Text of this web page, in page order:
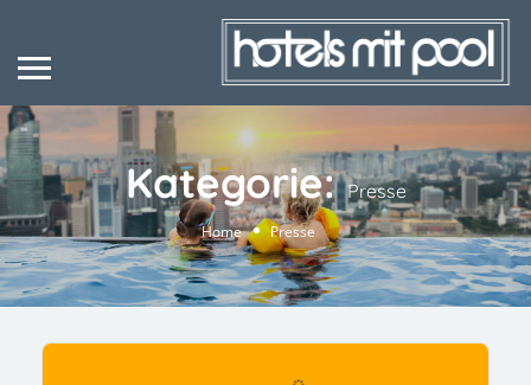
Kategorie:Presse
Home Presse